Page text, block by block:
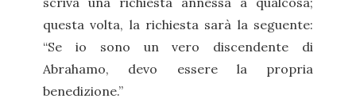
questa volta, la richiesta sarà la seguente:
“Se io sono un vero discendente di
Abrahamo, devo essere la propria
benedizione.”